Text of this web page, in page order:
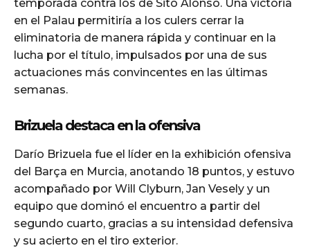
temporada contra los de Sito Alonso. Una victoria
en el Palau permitiría a los culers cerrar la
eliminatoria de manera rápida y continuar en la
lucha por el título, impulsados por una de sus
actuaciones más convincentes en las últimas
semanas.
Brizuela destaca en la ofensiva
Darío Brizuela fue el líder en la exhibición ofensiva
del Barça en Murcia, anotando 18 puntos, y estuvo
acompañado por Will Clyburn, Jan Vesely y un
equipo que dominó el encuentro a partir del
segundo cuarto, gracias a su intensidad defensiva
y su acierto en el tiro exterior.